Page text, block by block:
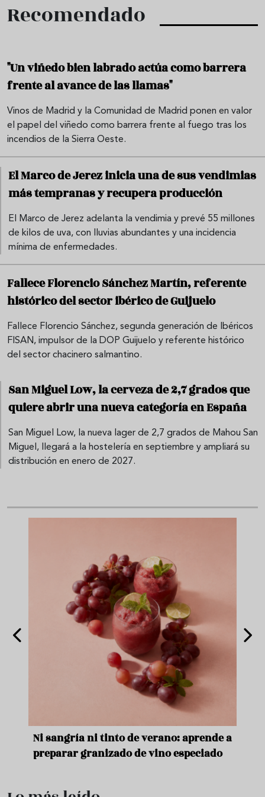
Recomendado
"Un viñedo bien labrado actúa como barrera
frente al avance de las llamas"
Vinos de Madrid y la Comunidad de Madrid ponen en valor
el papel del viñedo como barrera frente al fuego tras los
incendios de la Sierra Oeste.
El Marco de Jerez inicia una de sus vendimias
más tempranas y recupera producción
El Marco de Jerez adelanta la vendimia y prevé 55 millones
de kilos de uva, con lluvias abundantes y una incidencia
mínima de enfermedades.
Fallece Florencio Sánchez Martín, referente
histórico del sector ibérico de Guijuelo
Fallece Florencio Sánchez, segunda generación de Ibéricos
FISAN, impulsor de la DOP Guijuelo y referente histórico
del sector chacinero salmantino.
San Miguel Low, la cerveza de 2,7 grados que
quiere abrir una nueva categoría en España
San Miguel Low, la nueva lager de 2,7 grados de Mahou San
Miguel, llegará a la hostelería en septiembre y ampliará su
distribución en enero de 2027.
Ni sangría ni tinto de verano: aprende a
preparar granizado de vino especiado